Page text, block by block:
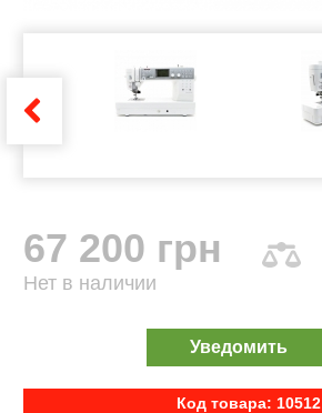
67 200 грн
Нет в наличии
Уведомить
Код товара: 10512